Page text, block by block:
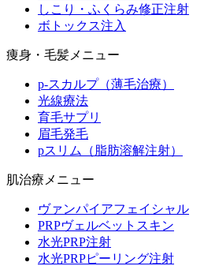
しこり・ふくらみ修正注射
ボトックス注入
痩身・毛髪メニュー
p-スカルプ（薄毛治療）
光線療法
育毛サプリ
眉毛発毛
pスリム（脂肪溶解注射）
肌治療メニュー
ヴァンパイアフェイシャル
PRPヴェルベットスキン
水光PRP注射
水光PRPピーリング注射